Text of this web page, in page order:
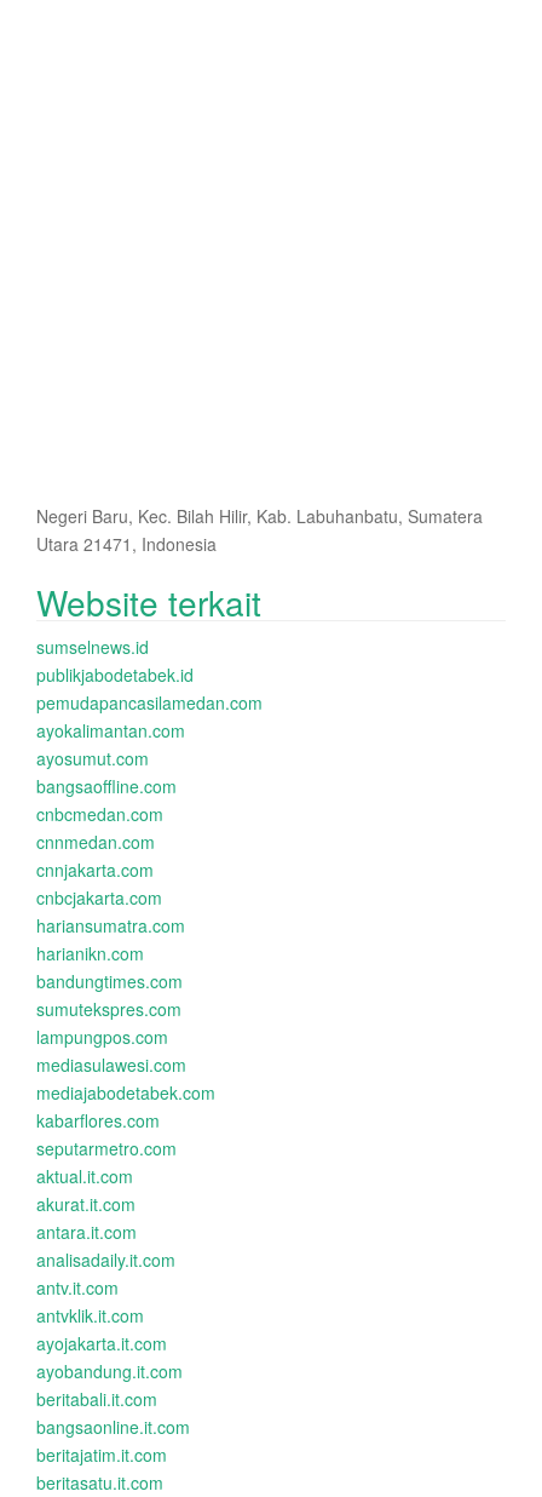
Negeri Baru, Kec. Bilah Hilir, Kab. Labuhanbatu, Sumatera
Utara 21471, Indonesia
Website terkait
sumselnews.id
publikjabodetabek.id
pemudapancasilamedan.com
ayokalimantan.com
ayosumut.com
bangsaoffline.com
cnbcmedan.com
cnnmedan.com
cnnjakarta.com
cnbcjakarta.com
hariansumatra.com
harianikn.com
bandungtimes.com
sumutekspres.com
lampungpos.com
mediasulawesi.com
mediajabodetabek.com
kabarflores.com
seputarmetro.com
aktual.it.com
akurat.it.com
antara.it.com
analisadaily.it.com
antv.it.com
antvklik.it.com
ayojakarta.it.com
ayobandung.it.com
beritabali.it.com
bangsaonline.it.com
beritajatim.it.com
beritasatu.it.com